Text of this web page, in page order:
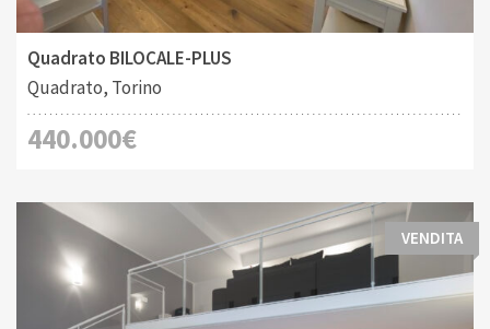
Vendita
79 M2
Quadrato BILOCALE-PLUS
Quadrato, Torino
440.000€
VENDITA